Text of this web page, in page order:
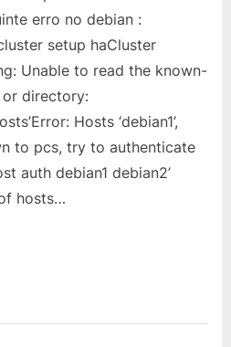
erro no debian :
setup haCluster
Unable to read the known-
directory:
Hosts ‘debian1’,
to pcs, try to authenticate
auth debian1 debian2’
hosts…